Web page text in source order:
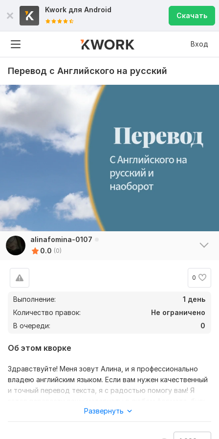
Kwork для Android
Скачать
Вход
Перевод с Английского на русский
alinafomina-0107
0.0 (0)
0
Выполнение:
1 день
Количество правок:
Не ограничено
В очереди:
0
Об этом кворке
Здравствуйте! Меня зовут Алина, и я профессионально
владею английским языком. Если вам нужен качественный
и точный перевод текста, я с радостью помогу вам! Я
то статьи, документы, деловая переписка,
Развернуть